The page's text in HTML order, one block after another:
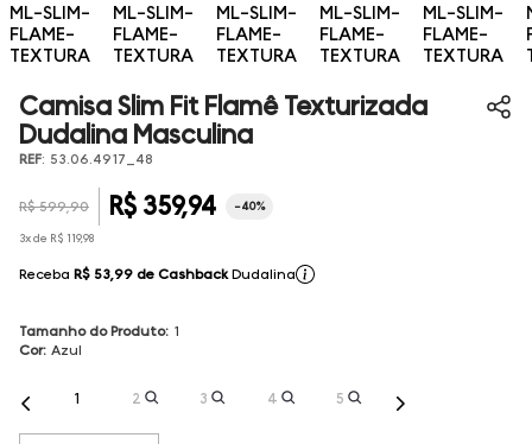
Camisa Slim Fit Flamê Texturizada
Dudalina Masculina
REF: 53.06.4917_48
R$ 599,90 R$ 359,94 -40%
3x de R$ 119,98
Receba R$ 53,99 de Cashback Dudalina
Tamanho do Produto: 1
Cor: Azul
1 2 3 4 5